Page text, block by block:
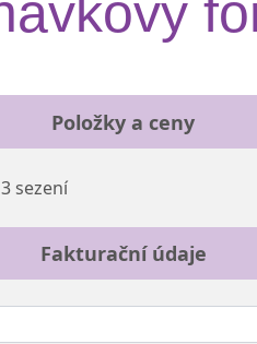
Položky a ceny
sezení
Fakturační údaje